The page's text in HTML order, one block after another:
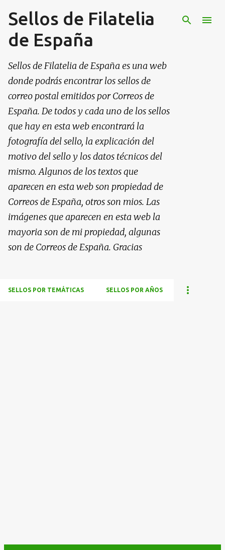
Ir al contenido principal
Sellos de Filatelia
de España
Sellos de Filatelia de España es una web
donde podrás encontrar los sellos de
correo postal emitidos por Correos de
España. De todos y cada uno de los sellos
que hay en esta web encontrará la
fotografía del sello, la explicación del
motivo del sello y los datos técnicos del
mismo. Algunos de los textos que
aparecen en esta web son propiedad de
Correos de España, otros son mios. Las
imágenes que aparecen en esta web la
mayoria son de mi propiedad, algunas
son de Correos de España. Gracias
SELLOS POR TEMÁTICAS SELLOS POR AÑOS